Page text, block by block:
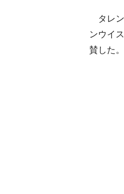
タレ
ンウイ
賛した。